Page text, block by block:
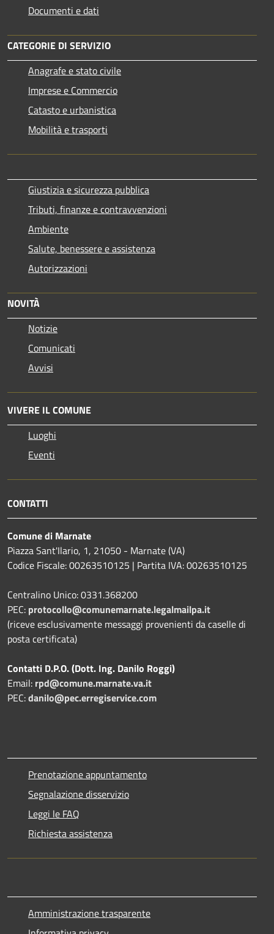
Documenti e dati
CATEGORIE DI SERVIZIO
Anagrafe e stato civile
Imprese e Commercio
Catasto e urbanistica
Mobilità e trasporti
Giustizia e sicurezza pubblica
Tributi, finanze e contravvenzioni
Ambiente
Salute, benessere e assistenza
Autorizzazioni
NOVITÀ
Notizie
Comunicati
Avvisi
VIVERE IL COMUNE
Luoghi
Eventi
CONTATTI
Comune di Marnate
Piazza Sant'Ilario, 1, 21050 - Marnate (VA)
Codice Fiscale: 00263510125 | Partita IVA: 00263510125
Centralino Unico: 0331.368200
PEC: protocollo@comunemarnate.legalmailpa.it
(riceve esclusivamente messaggi provenienti da caselle di
posta certificata)
Contatti D.P.O. (Dott. Ing. Danilo Roggi)
Email: rpd@comune.marnate.va.it
PEC:danilo@pec.erregiservice.com
Prenotazione appuntamento
Segnalazione disservizio
Leggi le FAQ
Richiesta assistenza
Amministrazione trasparente